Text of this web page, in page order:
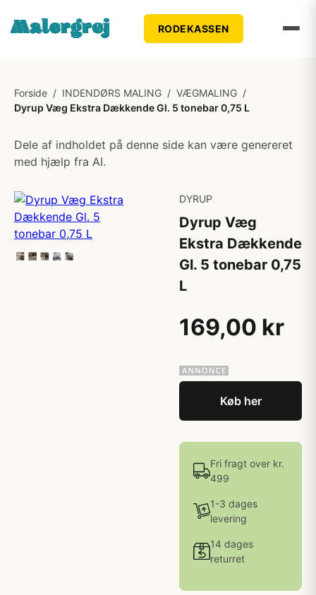
RODEKASSEN
Forside / INDENDØRS MALING / VÆGMALING /
Dyrup Væg Ekstra Dækkende Gl. 5 tonebar 0,75 L
Dele af indholdet på denne side kan være genereret
med hjælp fra AI.
DYRUP
Dyrup Væg
Ekstra Dækkende
Gl. 5 tonebar 0,75
L
169,00 kr
Køb her
Fri fragt over kr.
499
1-3 dages
levering
14 dages
returret